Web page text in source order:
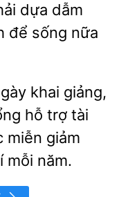
dựa
để sống
khai giảng,
trợ tài
giảm
mỗi năm.